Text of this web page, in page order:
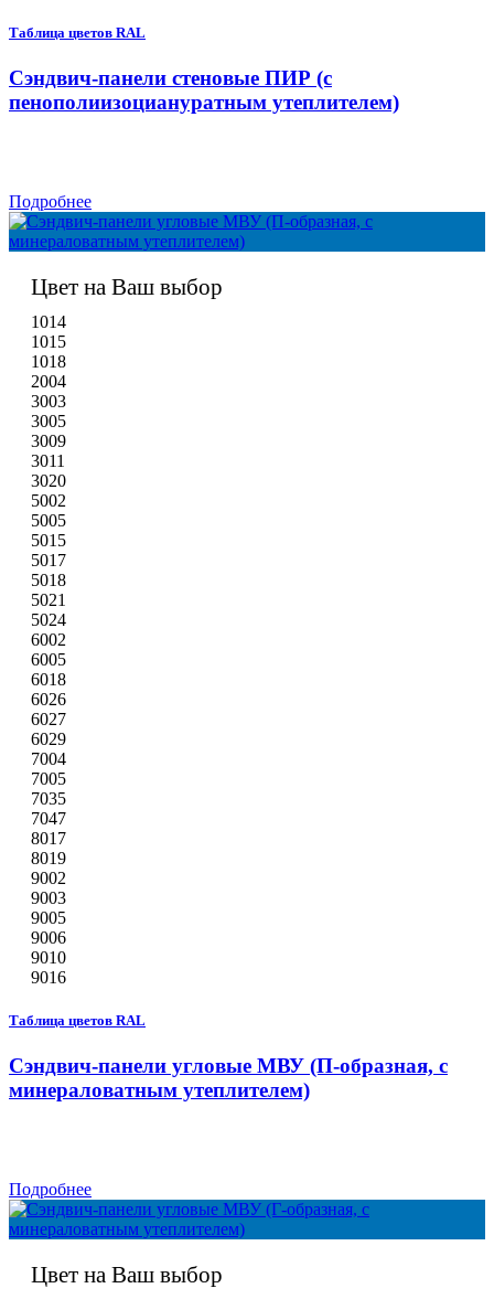
Таблица цветов RAL
Сэндвич-панели стеновые ПИР (с
пенополиизоциануратным утеплителем)
Подробнее
Цвет на Ваш выбор
1014
1015
1018
2004
3003
3005
3009
3011
3020
5002
5005
5015
5017
5018
5021
5024
6002
6005
6018
6026
6027
6029
7004
7005
7035
7047
8017
8019
9002
9003
9005
9006
9010
9016
Таблица цветов RAL
Сэндвич-панели угловые МВУ (П-образная, с
минераловатным утеплителем)
Подробнее
Цвет на Ваш выбор